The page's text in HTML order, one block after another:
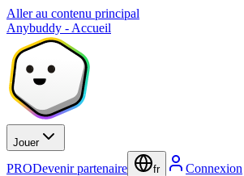
Aller au contenu principal
Anybuddy - Accueil
Jouer
PRODevenir partenaire fr Connexion